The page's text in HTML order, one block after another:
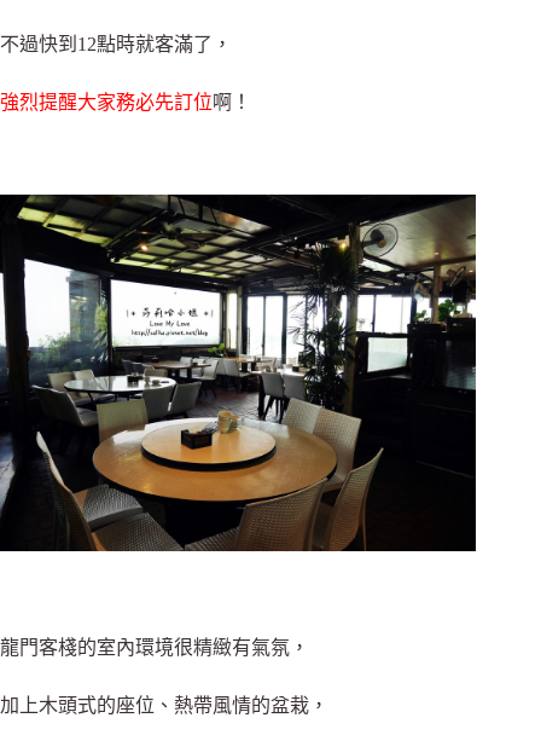
不過快到12點時就客滿了，
強烈提醒大家務必先訂位啊！
龍門客棧的室內環境很精緻有氣氛，
加上木頭式的座位、熱帶風情的盆栽，